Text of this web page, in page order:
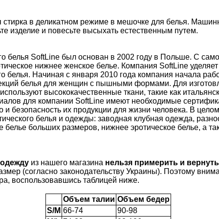
стирка в деликатном режиме в мешочке для белья.
изделие и повесьте высыхать естественным путем.
белья SoftLine был основан в 2002 году в Польше. С
нижнее женское белье. Компания SoftLine
белья. Начиная с января 2010 года компания начала
белья для женщин с пышными формами. Для
высококачественные ткани, такие как
для компании SoftLine имеют необходимые
и безопасность их продукции для жизни человека. В
белья и одежды: заводная клубная одежда,
белье больших размеров, нижнее эротическое белье, а
из нашего магазина нельзя примерить и
(согласно законодательству Украины). Поэтому
воспользовавшись таблицей ниже.
Объем талии Объем бедер
S/M 66-74
90-98